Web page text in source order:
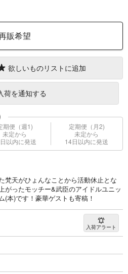
販希望
欲しいものリストに追加
荷を通知する
期便（週1)
未定から
以内に発送
定期便（月2)
未定から
14日以内に発送
梵天がひょんなことから活動休止とな
がったモッチー&武臣のアイドルユニッ
(本)です！豪華ゲストも寄稿！
入荷アラート